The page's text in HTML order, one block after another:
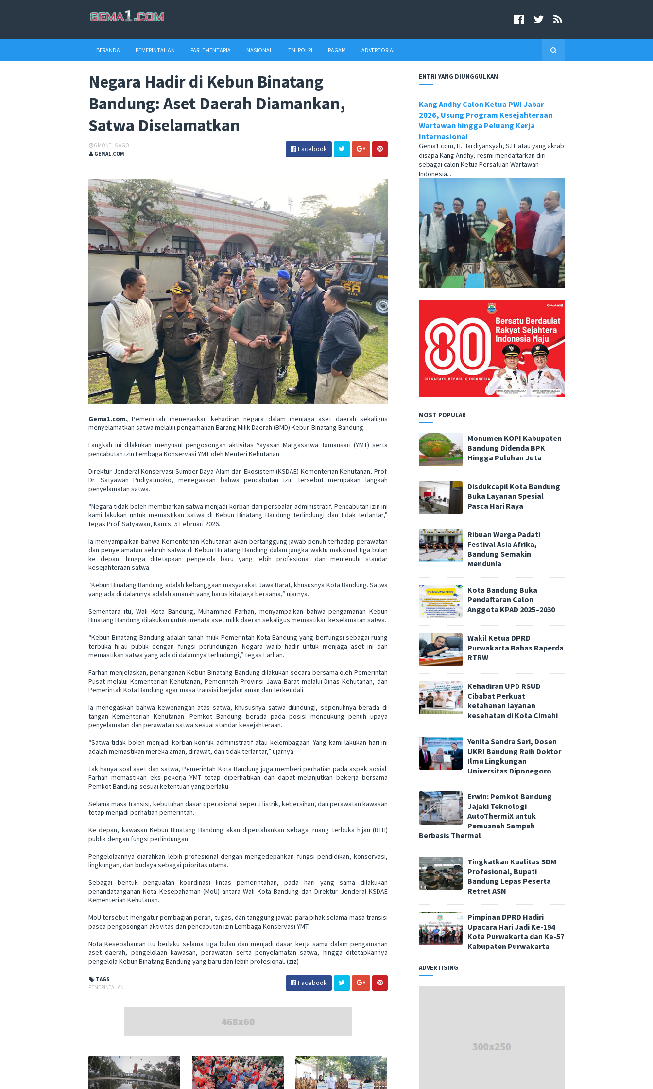
BERANDA PEMERINTAHAN PARLEMENTARIA NASIONAL TNI POLRI RAGAM ADVERTORIAL
Negara Hadir di Kebun Binatang
Bandung: Aset Daerah Diamankan,
Satwa Diselamatkan
6 MONTHS AGO
GEMA1.COM
Facebook
Gema1.com,Pemerintah menegaskan kehadiran negara dalam menjaga aset daerah sekaligus
menyelamatkan satwa melalui pengamanan Barang Milik Daerah (BMD) Kebun Binatang Bandung.
Langkah ini dilakukan menyusul pengosongan aktivitas Yayasan Margasatwa Tamansari (YMT) serta
pencabutan izin Lembaga Konservasi YMT oleh Menteri Kehutanan.
Direktur Jenderal Konservasi Sumber Daya Alam dan Ekosistem (KSDAE) Kementerian Kehutanan, Prof.
Dr. Satyawan Pudiyatmoko, menegaskan bahwa pencabutan izin tersebut merupakan langkah
penyelamatan satwa.
“Negara tidak boleh membiarkan satwa menjadi korban dari persoalan administratif. Pencabutan izin ini
kami lakukan untuk memastikan satwa di Kebun Binatang Bandung terlindungi dan tidak terlantar,”
tegas Prof. Satyawan, Kamis, 5 Februari 2026.
Ia menyampaikan bahwa Kementerian Kehutanan akan bertanggung jawab penuh terhadap perawatan
dan penyelamatan seluruh satwa di Kebun Binatang Bandung dalam jangka waktu maksimal tiga bulan
ke depan, hingga ditetapkan pengelola baru yang lebih profesional dan memenuhi standar
kesejahteraan satwa.
“Kebun Binatang Bandung adalah kebanggaan masyarakat Jawa Barat, khususnya Kota Bandung. Satwa
yang ada di dalamnya adalah amanah yang harus kita jaga bersama,” ujarnya.
Sementara itu, Wali Kota Bandung, Muhammad Farhan, menyampaikan bahwa pengamanan Kebun
Binatang Bandung dilakukan untuk menata aset milik daerah sekaligus memastikan keselamatan satwa.
“Kebun Binatang Bandung adalah tanah milik Pemerintah Kota Bandung yang berfungsi sebagai ruang
terbuka hijau publik dengan fungsi perlindungan. Negara wajib hadir untuk menjaga aset ini dan
memastikan satwa yang ada di dalamnya terlindungi,” tegas Farhan.
Farhan menjelaskan, penanganan Kebun Binatang Bandung dilakukan secara bersama oleh Pemerintah
Pusat melalui Kementerian Kehutanan, Pemerintah Provinsi Jawa Barat melalui Dinas Kehutanan, dan
Pemerintah Kota Bandung agar masa transisi berjalan aman dan terkendali.
Ia menegaskan bahwa kewenangan atas satwa, khususnya satwa dilindungi, sepenuhnya berada di
tangan Kementerian Kehutanan. Pemkot Bandung berada pada posisi mendukung penuh upaya
penyelamatan dan perawatan satwa sesuai standar kesejahteraan.
“Satwa tidak boleh menjadi korban konflik administratif atau kelembagaan. Yang kami lakukan hari ini
adalah memastikan mereka aman, dirawat, dan tidak terlantar,” ujarnya.
Tak hanya soal aset dan satwa, Pemerintah Kota Bandung juga memberi perhatian pada aspek sosial.
Farhan memastikan eks pekerja YMT tetap diperhatikan dan dapat melanjutkan bekerja bersama
Pemkot Bandung sesuai ketentuan yang berlaku.
Selama masa transisi, kebutuhan dasar operasional seperti listrik, kebersihan, dan perawatan kawasan
tetap menjadi perhatian pemerintah.
Ke depan, kawasan Kebun Binatang Bandung akan dipertahankan sebagai ruang terbuka hijau (RTH)
publik dengan fungsi perlindungan.
Pengelolaannya diarahkan lebih profesional dengan mengedepankan fungsi pendidikan, konservasi,
lingkungan, dan budaya sebagai prioritas utama.
Sebagai bentuk penguatan koordinasi lintas pemerintahan, pada hari yang sama dilakukan
penandatanganan Nota Kesepahaman (MoU) antara Wali Kota Bandung dan Direktur Jenderal KSDAE
Kementerian Kehutanan.
MoU tersebut mengatur pembagian peran, tugas, dan tanggung jawab para pihak selama masa transisi
pasca pengosongan aktivitas dan pencabutan izin Lembaga Konservasi YMT.
Nota Kesepahaman itu berlaku selama tiga bulan dan menjadi dasar kerja sama dalam pengamanan
aset daerah, pengelolaan kawasan, perawatan serta penyelamatan satwa, hingga ditetapkannya
pengelola Kebun Binatang Bandung yang baru dan lebih profesional. (ziz)
TAGS
PEMERINTAHAN
Facebook
ENTRI YANG DIUNGGULKAN
Kang Andhy Calon Ketua PWI Jabar
2026, Usung Program Kesejahteraan
Wartawan hingga Peluang Kerja
Internasional
Gema1.com, H. Hardiyansyah, S.H. atau yang akrab
disapa Kang Andhy, resmi mendaftarkan diri
sebagai calon Ketua Persatuan Wartawan
Indonesia...
MOST POPULAR
Monumen KOPI Kabupaten
Bandung Didenda BPK
Hingga Puluhan Juta
Disdukcapil Kota Bandung
Buka Layanan Spesial
Pasca Hari Raya
Ribuan Warga Padati
Festival Asia Afrika,
Bandung Semakin
Mendunia
Kota Bandung Buka
Pendaftaran Calon
Anggota KPAD 2025–2030
Wakil Ketua DPRD
Purwakarta Bahas Raperda
RTRW
Kehadiran UPD RSUD
Cibabat Perkuat
ketahanan layanan
kesehatan di Kota Cimahi
Yenita Sandra Sari, Dosen
UKRI Bandung Raih Doktor
Ilmu Lingkungan
Universitas Diponegoro
Erwin: Pemkot Bandung
Jajaki Teknologi
AutoThermiX untuk
Pemusnah Sampah
Berbasis Thermal
Tingkatkan Kualitas SDM
Profesional, Bupati
Bandung Lepas Peserta
Retret ASN
Pimpinan DPRD Hadiri
Upacara Hari Jadi Ke-194
Kota Purwakarta dan Ke-57
Kabupaten Purwakarta
ADVERTISING